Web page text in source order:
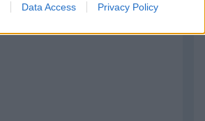
Data Access Privacy Policy